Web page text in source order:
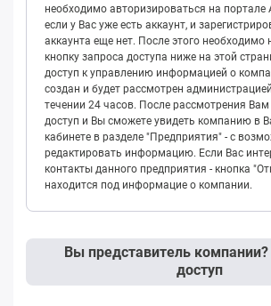
необходимо авторизироваться на портале
если у Вас уже есть аккаунт, и
аккаунта еще нет. После этого необходимо
кнопку запроса доступа ниже на этой
доступ к управлению информацией о
создан и будет рассмотрен
течении 24 часов. После рассмотрения
доступ и Вы сможете увидеть компанию в
кабинете в разделе "Предприятия" - с
редактировать информацию. Если Вас
контакты данного предприятия - кнопка
находится под информацие о компании.
Вы представитель
доступ